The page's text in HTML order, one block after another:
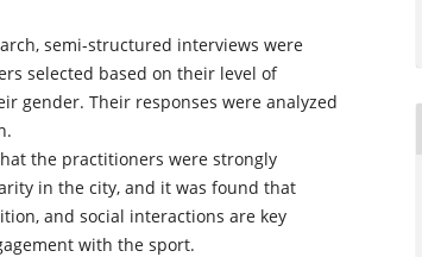
semi-structured interviews were
selected based on their level of
gender. Their responses were analyzed
the practitioners were strongly
in the city, and it was found that
and social interactions are key
with the sport.